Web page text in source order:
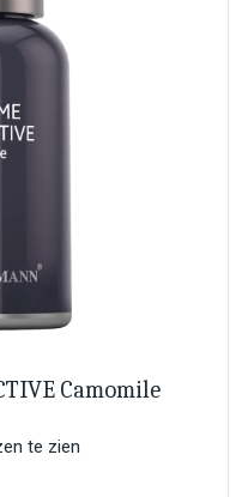
Camomile
te zien